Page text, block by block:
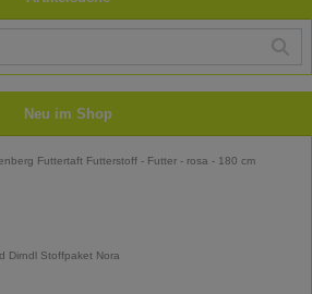
Neu im Shop
Futtertaft Futterstoff - Futter - rosa - 180 cm
Dirndl Stoffpaket Nora